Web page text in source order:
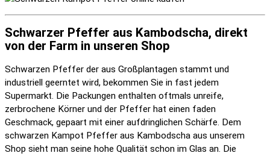
Schwarzer Pfeffer aus Kambodscha, direkt
von der Farm in unseren Shop
Schwarzen Pfeffer der aus Großplantagen stammt und
industriell geerntet wird, bekommen Sie in fast jedem
Supermarkt. Die Packungen enthalten oftmals unreife,
zerbrochene Körner und der Pfeffer hat einen faden
Geschmack, gepaart mit einer aufdringlichen Schärfe. Dem
schwarzen Kampot Pfeffer aus Kambodscha aus unserem
Shop sieht man seine hohe Qualität schon im Glas an. Die